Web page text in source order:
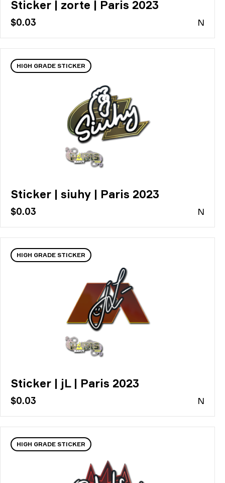
Sticker | zorte | Paris 2023
$0.03 N
HIGH GRADE STICKER
Sticker | siuhy | Paris 2023
$0.03 N
HIGH GRADE STICKER
Sticker | jL | Paris 2023
$0.03 N
HIGH GRADE STICKER